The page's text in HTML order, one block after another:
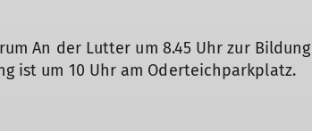
An der Lutter um 8.45 Uhr zur Bildung
ist um 10 Uhr am Oderteichparkplatz.